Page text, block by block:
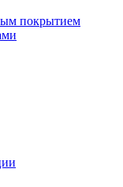
покрытием